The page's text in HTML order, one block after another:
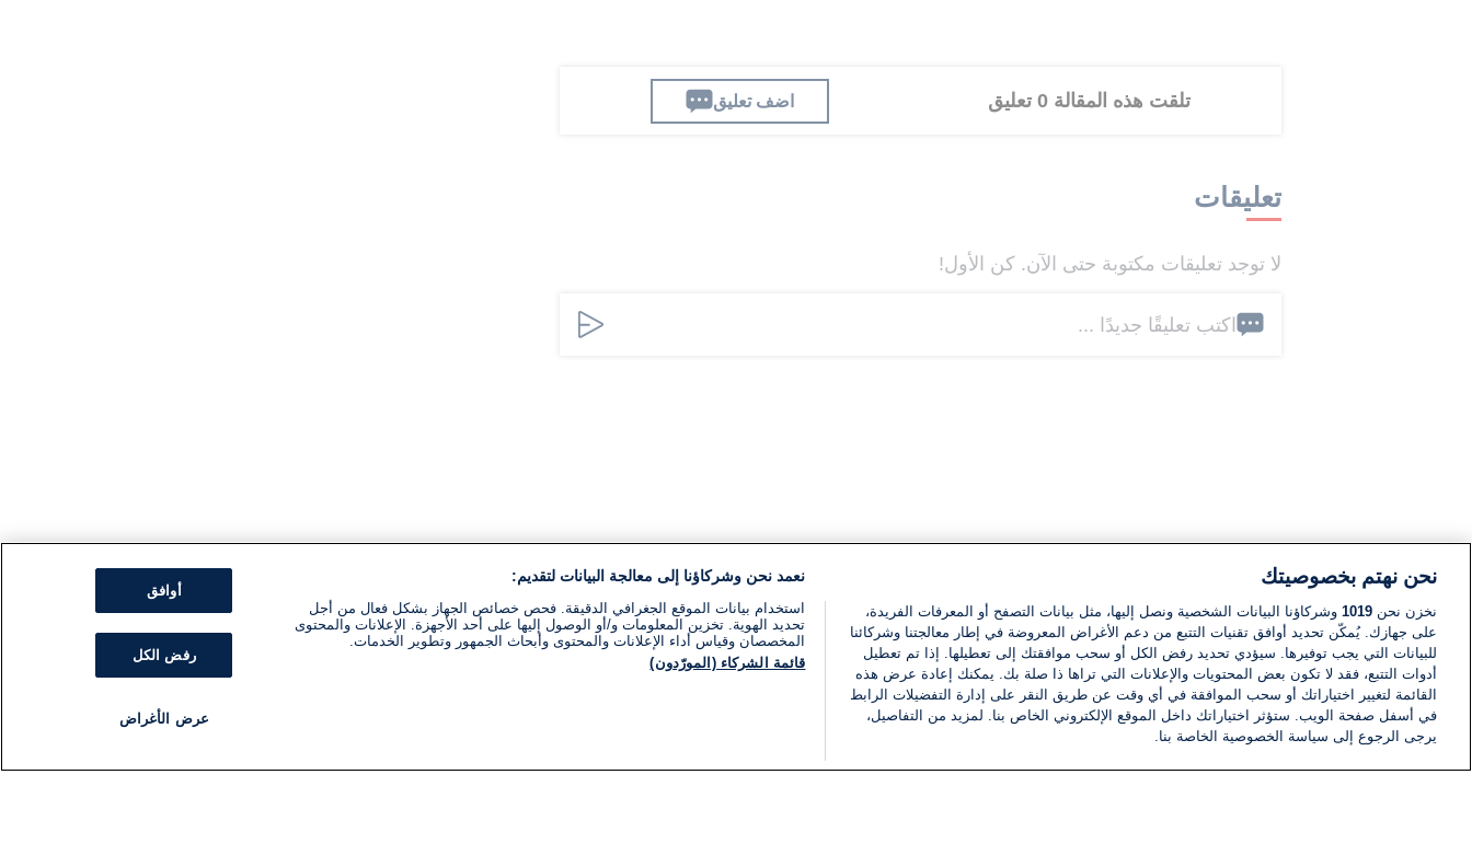
تلقت هذه المقالة 0 تعليق اضف تعليق
تعليقات
لا توجد تعليقات مكتوبة حتى الآن. كن الأول!
اكتب تعليقًا جديدًا ...
نحن نهتم بخصوصيتك
نخزن نحن 1019 وشركاؤنا البيانات الشخصية ونصل إليها، مثل بيانات التصفح أو المعرفات الفريدة،
على جهازك. يُمكّن تحديد أوافق تقنيات التتبع من دعم الأغراض المعروضة في إطار معالجتنا وشركائنا
للبيانات التي يجب توفيرها. سيؤدي تحديد رفض الكل أو سحب موافقتك إلى تعطيلها. إذا تم تعطيل
أدوات التتبع، فقد لا تكون بعض المحتويات والإعلانات التي تراها ذا صلة بك. يمكنك إعادة عرض هذه
القائمة لتغيير اختياراتك أو سحب الموافقة في أي وقت عن طريق النقر على إدارة التفضيلات الرابط
في أسفل صفحة الويب. ستؤثر اختياراتك داخل الموقع الإلكتروني الخاص بنا. لمزيد من التفاصيل،
يرجى الرجوع إلى سياسة الخصوصية الخاصة بنا.
نعمد نحن وشركاؤنا إلى معالجة البيانات لتقديم:
استخدام بيانات الموقع الجغرافي الدقيقة. فحص خصائص الجهاز بشكل فعال من أجل
تحديد الهوية. تخزين المعلومات و/أو الوصول إليها على أحد الأجهزة. الإعلانات والمحتوى
المخصصان وقياس أداء الإعلانات والمحتوى وأبحاث الجمهور وتطوير الخدمات.
قائمة الشركاء (المورّدون)
أوافق
رفض الكل
عرض الأغراض